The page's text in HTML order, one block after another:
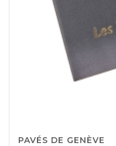
PAVÉS DE GENÈVE